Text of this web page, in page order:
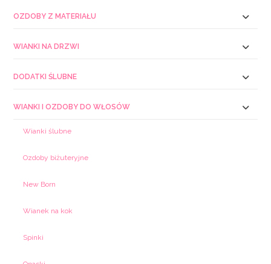
OZDOBY Z MATERIAŁU
WIANKI NA DRZWI
DODATKI ŚLUBNE
WIANKI I OZDOBY DO WŁOSÓW
Wianki ślubne
Ozdoby biżuteryjne
New Born
Wianek na kok
Spinki